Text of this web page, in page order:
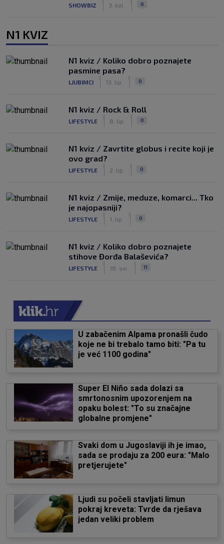
SHOWBIZ 3. kol. 0
N1 KVIZ
N1 kviz / Koliko dobro poznajete
pasmine pasa?
LJUBIMCI 13. lip. 0
N1 kviz / Rock & Roll
LIFESTYLE 8. lip. 0
N1 kviz / Zavrtite globus i recite koji je
ovo grad?
LIFESTYLE 2. lip. 0
N1 kviz / Zmije, meduze, komarci... Tko
je najopasniji?
LIFESTYLE 1. lip. 0
N1 kviz / Koliko dobro poznajete
stihove Đorđa Balaševića?
LIFESTYLE 18. svi. 11
U zabačenim Alpama pronašli čudo
koje ne bi trebalo tamo biti: "Pa tu
je već 1100 godina"
Super El Niño sada dolazi sa
smrtonosnim upozorenjem na
opaku bolest: "To su značajne
globalne promjene"
Svaki dom u Jugoslaviji ih je imao,
sada se prodaju za 200 eura: "Malo
pretjerujete"
Ljudi su počeli stavljati limun
pokraj kreveta: Tvrde da rješava
jedan veliki problem